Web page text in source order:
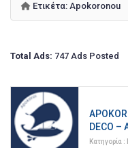
Ετικέτα: Apokoronou
Total Ads: 747 Ads Posted
DECO –
Κατηγορία :